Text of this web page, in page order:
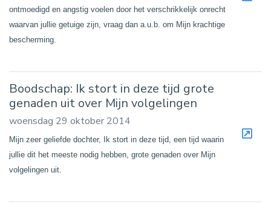
ontmoedigd en angstig voelen door het verschrikkelijk onrecht
waarvan jullie getuige zijn, vraag dan a.u.b. om Mijn krachtige
bescherming.
Boodschap: Ik stort in deze tijd grote
genaden uit over Mijn volgelingen
woensdag 29 oktober 2014
Mijn zeer geliefde dochter, Ik stort in deze tijd, een tijd waarin
jullie dit het meeste nodig hebben, grote genaden over Mijn
volgelingen uit.